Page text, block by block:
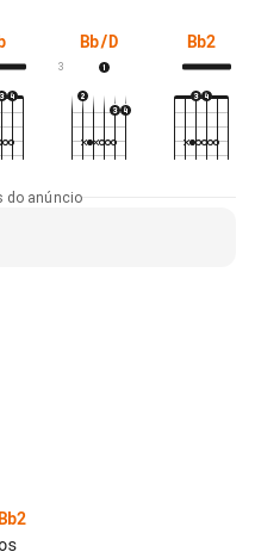
Bb/D
3
Bb2
do anúncio